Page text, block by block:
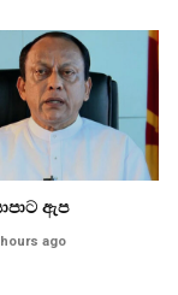
ඇප
hours ago